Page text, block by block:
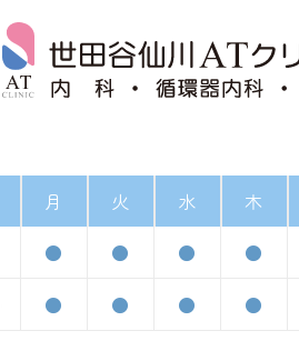
月 火 水 木
● ● ● ●
● ● ● ●